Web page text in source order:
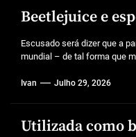
Beetlejuice e
Escusado será dizer que a
mundial – de tal forma que
Ivan Julho 29, 2026
Utilizada como